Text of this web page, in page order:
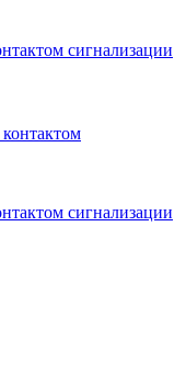
сигнализации
сигнализации